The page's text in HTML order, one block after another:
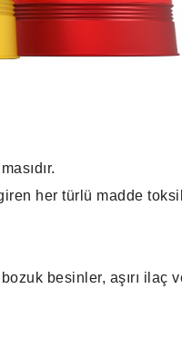
her türlü madde toksik
besinler, aşırı ilaç